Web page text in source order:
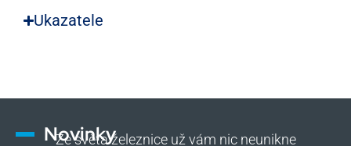
Ukazatele
Novinky
Ze světa železnice už vám nic neunikne